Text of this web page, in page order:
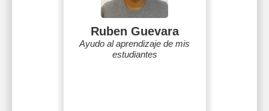
Ruben Guevara
Ayudo al aprendizaje de mis
estudiantes